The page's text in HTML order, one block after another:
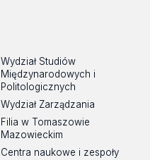
Wydział Studiów
Międzynarodowych i
Politologicznych
Wydział Zarządzania
Filia w Tomaszowie
Mazowieckim
Centra naukowe i zespoły